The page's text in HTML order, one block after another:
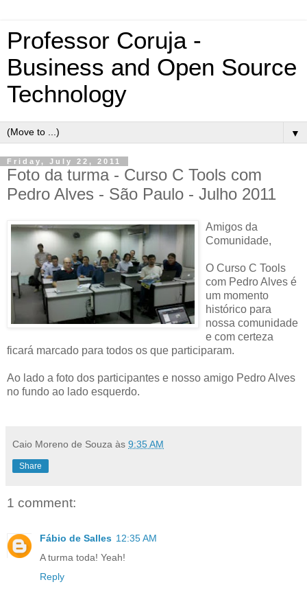
Professor Coruja -
Business and Open Source
Technology
▼
Friday, July 22, 2011
Foto da turma - Curso C Tools com
Pedro Alves - São Paulo - Julho 2011
Amigos da
Comunidade,
O Curso C Tools
com Pedro Alves é
um momento
histórico para
nossa comunidade
e com certeza
ficará marcado para todos os que participaram.
Ao lado a foto dos participantes e nosso amigo Pedro Alves
no fundo ao lado esquerdo.
Caio Moreno de Souza às 9:35 AM
Share
1 comment:
Fábio de Salles 12:35 AM
A turma toda! Yeah!
Reply